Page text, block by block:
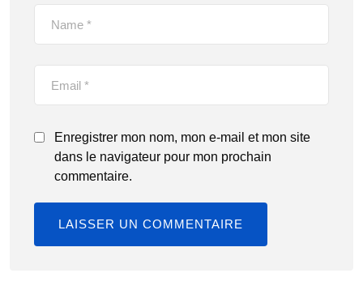
Enregistrer mon nom, mon e-mail et mon site
dans le navigateur pour mon prochain
commentaire.